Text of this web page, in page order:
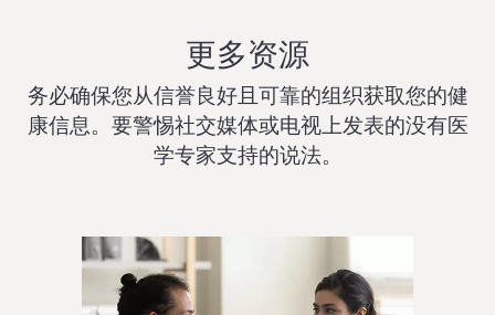
更多资源
务必确保您从信誉良好且可靠的组织获取您的健
康信息。要警惕社交媒体或电视上发表的没有医
学专家支持的说法。